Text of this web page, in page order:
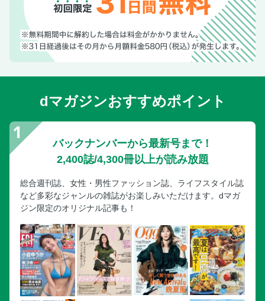
ポパイライス
焼肉のたれで絶品肉じゃが
【第2特集】みんな大好きカレー～脱マンネリ！カレーライ
スからアレンジまで～
野菜の保存術「にんじん」
料理の相談室
DAIGOと読者さん
dマガジンおすすめポイント
バックナンバーから最新号まで！
2,400誌/4,300冊以上が読み放題
総合週刊誌、女性・男性ファッション誌、ライフスタイル誌
など多彩なジャンルの雑誌がお楽しみいただけます。dマガ
ジン限定のオリジナル記事も！